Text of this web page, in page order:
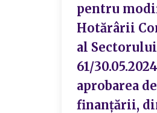
pentru
Hotărârii
al
61/
aprobarea
finanțării,